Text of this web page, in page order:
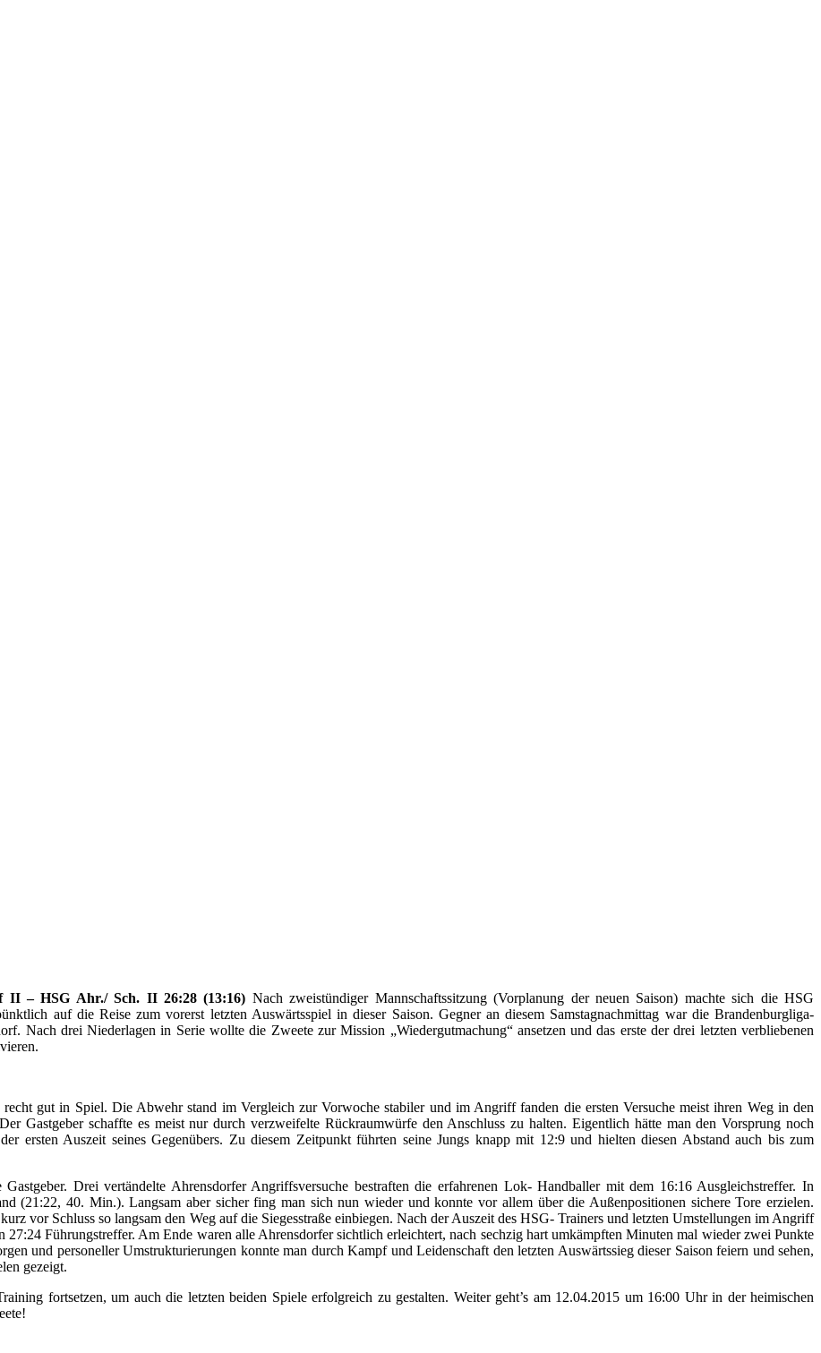
– HSG Ahr./ Sch. II 26:28 (13:16) Nach zweistündiger Mannschaftssitzung (Vorplanung der neuen Saison) machte sich die HSG
auf die Reise zum vorerst letzten Auswärtsspiel in dieser Saison. Gegner an diesem Samstagnachmittag war die Brandenburgliga-
Nach drei Niederlagen in Serie wollte die Zweete zur Mission „Wiedergutmachung“ ansetzen und das erste der drei letzten verbliebenen
gut in Spiel. Die Abwehr stand im Vergleich zur Vorwoche stabiler und im Angriff fanden die ersten Versuche meist ihren Weg in den
Gastgeber schaffte es meist nur durch verzweifelte Rückraumwürfe den Anschluss zu halten. Eigentlich hätte man den Vorsprung noch
ersten Auszeit seines Gegenübers. Zu diesem Zeitpunkt führten seine Jungs knapp mit 12:9 und hielten diesen Abstand auch bis zum
Drei vertändelte Ahrensdorfer Angriffsversuche bestraften die erfahrenen Lok- Handballer mit dem 16:16 Ausgleichstreffer. In
(21:22, 40. Min.). Langsam aber sicher fing man sich nun wieder und konnte vor allem über die Außenpositionen sichere Tore erzielen.
vor Schluss so langsam den Weg auf die Siegesstraße einbiegen. Nach der Auszeit des HSG- Trainers und letzten Umstellungen im Angriff
Führungstreffer. Am Ende waren alle Ahrensdorfer sichtlich erleichtert, nach sechzig hart umkämpften Minuten mal wieder zwei Punkte
und personeller Umstrukturierungen konnte man durch Kampf und Leidenschaft den letzten Auswärtssieg dieser Saison feiern und sehen,
gezeigt.
fortsetzen, um auch die letzten beiden Spiele erfolgreich zu gestalten. Weiter geht’s am 12.04.2015 um 16:00 Uhr in der heimischen